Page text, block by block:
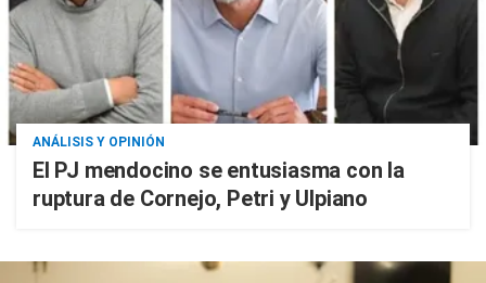
ANÁLISIS Y OPINIÓN
El PJ mendocino se entusiasma con la
ruptura de Cornejo, Petri y Ulpiano